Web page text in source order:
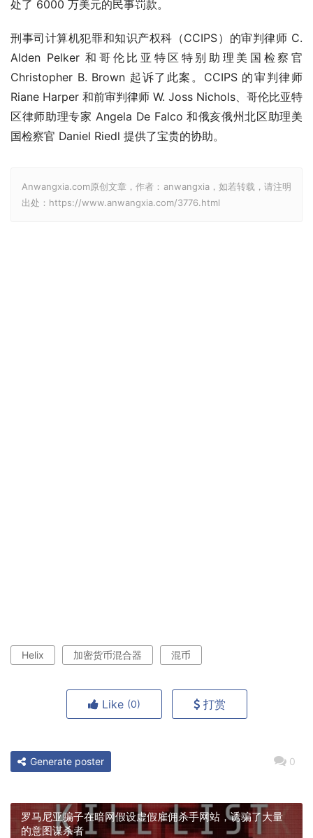
处了 6000 万美元的民事罚款。
刑事司计算机犯罪和知识产权科（CCIPS）的审判律师 C.
Alden Pelker 和哥伦比亚特区特别助理美国检察官
Christopher B. Brown 起诉了此案。CCIPS 的审判律师
Riane Harper 和前审判律师 W. Joss Nichols、哥伦比亚特
区律师助理专家 Angela De Falco 和俄亥俄州北区助理美
国检察官 Daniel Riedl 提供了宝贵的协助。
Anwangxia.com原创文章，作者：anwangxia，如若转载，请注明
出处：https://www.anwangxia.com/3776.html
Helix 加密货币混合器 混币
Like (0) 打赏
0
Generate poster
罗马尼亚骗子在暗网假设虚假雇佣杀手网站，诱骗了大量
的意图谋杀者